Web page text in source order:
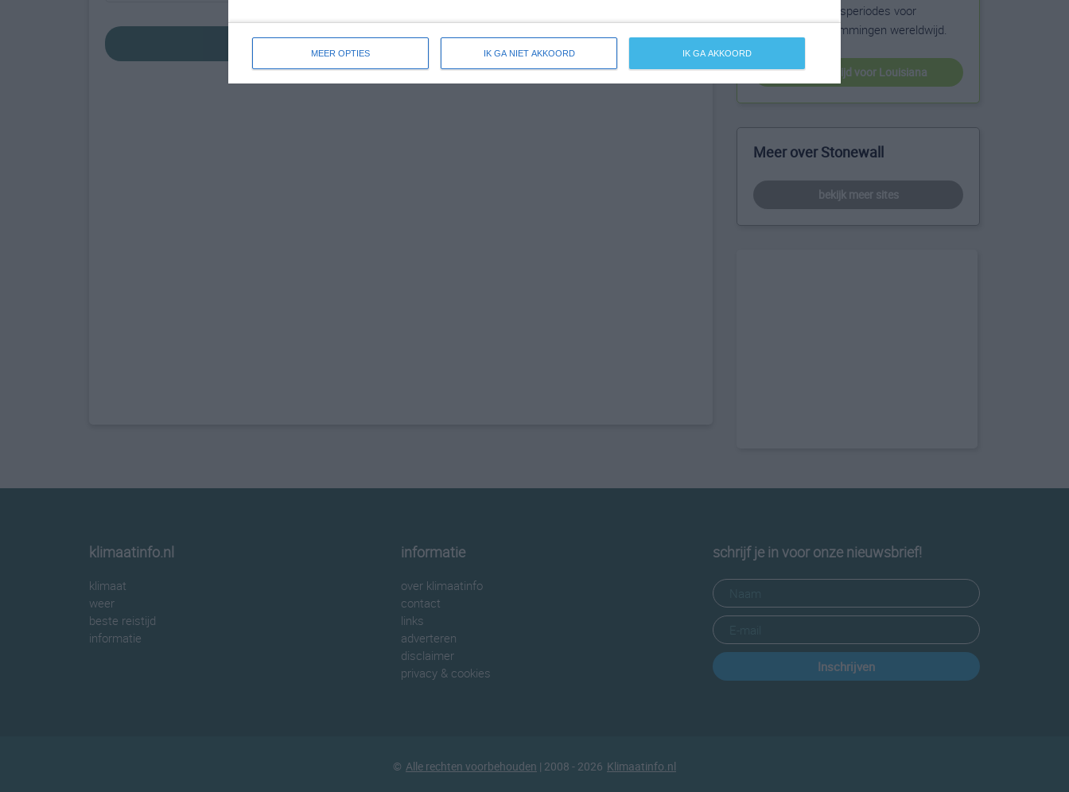
MEER OPTIES IK GA NIET AKKOORD IK GA AKKOORD
bekijk de uitgebreide weersverwachting voor Stonewall
over de beste reisperiodes voor
duizenden bestemmingen wereldwijd.
beste reistijd voor Louisiana
Meer over Stonewall
bekijk meer sites
klimaatinfo.nl
klimaat
weer
beste reistijd
informatie
informatie
over klimaatinfo
contact
links
adverteren
disclaimer
privacy & cookies
schrijf je in voor onze nieuwsbrief!
Inschrijven
© Alle rechten voorbehouden | 2008 - 2026 Klimaatinfo.nl